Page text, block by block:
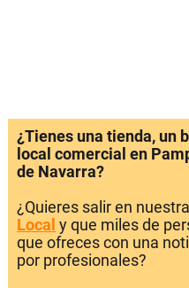
¿Tienes una tienda, un
local comercial en
de Navarra?
¿Quieres salir en
Local y que miles de
que ofreces con una
por profesionales?